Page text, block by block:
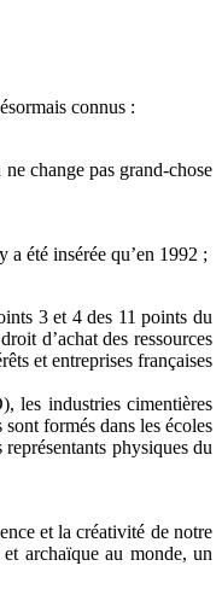
connus :
change pas grand-chose
été insérée qu’en 1992 ;
3 et 4 des 11 points du
d’achat des ressources
et entreprises françaises
les industries cimentières
formés dans les écoles
physiques du
et la créativité de notre
archaïque au monde, un